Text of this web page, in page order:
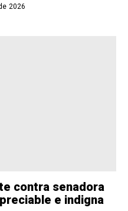
2026
contra senadora
e indigna